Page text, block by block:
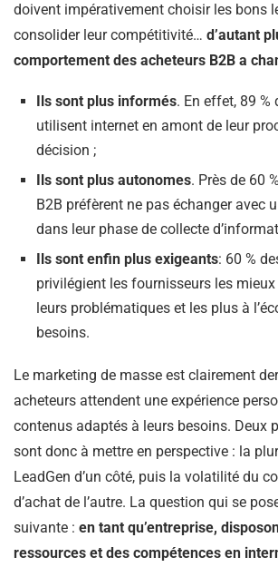
doivent impérativement choisir les bons
consolider leur compétitivité… d’autant
comportement des acheteurs B2B a
Ils sont plus informés. En effet, 89 %
utilisent internet en amont de leur
décision ;
Ils sont plus autonomes. Près de 60
B2B préfèrent ne pas échanger avec
dans leur phase de collecte
Ils sont enfin plus exigeants: 60 %
privilégient les fournisseurs les
leurs problématiques et les plus à
besoins.
Le marketing de masse est clairement
acheteurs attendent une expérience
contenus adaptés à leurs besoins. Deux
sont donc à mettre en perspective : la
LeadGen d’un côté, puis la volatilité du
d’achat de l’autre. La question qui se
suivante : en tant qu’entreprise,
ressources et des compétences en